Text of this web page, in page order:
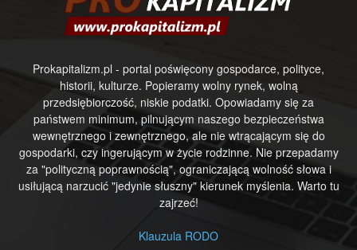
Prokapitalizm.pl - portal poświęcony gospodarce, polityce,
historii, kulturze. Popieramy wolny rynek, wolną
przedsiębiorczość, niskie podatki. Opowiadamy się za
państwem minimum, pilnującym naszego bezpieczeństwa
wewnętrznego i zewnętrznego, ale nie wtrącającym się do
gospodarki, czy ingerującym w życie rodzinne. Nie przepadamy
za "polityczną poprawnością", ograniczającą wolność słowa i
usiłującą narzucić "jedynie słuszny" kierunek myślenia. Warto tu
zajrzeć!
Klauzula RODO